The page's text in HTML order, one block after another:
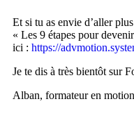
Et si tu as envie d’aller
« Les 9 étapes pour
ici : https://
Je te dis à très bientôt sur
Alban, formateur en